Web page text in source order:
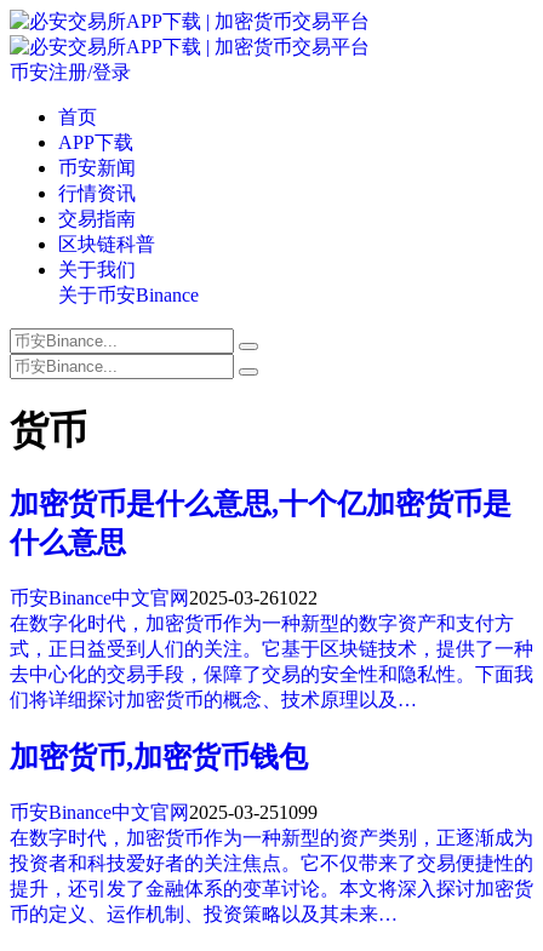
币安注册/登录
首页
APP下载
币安新闻
行情资讯
交易指南
区块链科普
关于我们
关于币安Binance
货币
加密货币是什么意思,十个亿加密货币是
什么意思
币安Binance中文官网 2025-03-261022
在数字化时代，加密货币作为一种新型的数字资产和支付方
式，正日益受到人们的关注。它基于区块链技术，提供了一种
去中心化的交易手段，保障了交易的安全性和隐私性。下面我
们将详细探讨加密货币的概念、技术原理以及…
加密货币,加密货币钱包
币安Binance中文官网 2025-03-251099
在数字时代，加密货币作为一种新型的资产类别，正逐渐成为
投资者和科技爱好者的关注焦点。它不仅带来了交易便捷性的
提升，还引发了金融体系的变革讨论。本文将深入探讨加密货
币的定义、运作机制、投资策略以及其未来…